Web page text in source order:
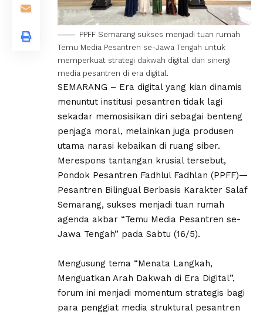
PPFF Semarang sukses menjadi tuan rumah
Temu Media Pesantren se-Jawa Tengah untuk
memperkuat strategi dakwah digital dan sinergi
media pesantren di era digital.
SEMARANG – Era digital yang kian dinamis
menuntut institusi pesantren tidak lagi
sekadar memosisikan diri sebagai benteng
penjaga moral, melainkan juga produsen
utama narasi kebaikan di ruang siber.
Merespons tantangan krusial tersebut,
Pondok Pesantren Fadhlul Fadhlan (PPFF)—
Pesantren Bilingual Berbasis Karakter Salaf
Semarang, sukses menjadi tuan rumah
agenda akbar “Temu Media Pesantren se-
Jawa Tengah” pada Sabtu (16/5).
Mengusung tema “Menata Langkah,
Menguatkan Arah Dakwah di Era Digital”,
forum ini menjadi momentum strategis bagi
para penggiat media struktural pesantren